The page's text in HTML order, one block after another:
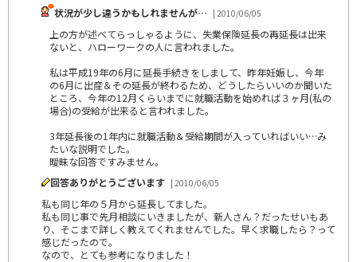
状況が少し違うかもしれませんが… | 2010/06/05
上の方が述べてらっしゃるように、失業保険延長の再延長は出来
ないと、ハローワークの人に言われました。
私は平成19年の6月に延長手続きをしまして、昨年妊娠し、今年
の6月に出産＆その延長が終わるため、どうしたらいいのか聞いた
ところ、今年の12月くらいまでに就職活動を始めれば３ヶ月(私の
場合)の受給が出来ると言われました。
3年延長後の1年内に就職活動＆受給期間が入っていればいい…み
たいな説明でした。
曖昧な回答ですみません。
回答ありがとうございます | 2010/06/05
私も同じ年の５月から延長してました。
私も同じ事で先月相談にいきましたが、新人さん？だったせいもあ
り、そこまで詳しく教えてくれませんでした。早く求職したら？って
感じだったので。
なので、とても参考になりました！